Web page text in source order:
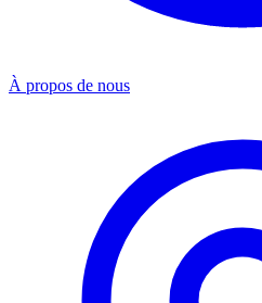
À propos de nous